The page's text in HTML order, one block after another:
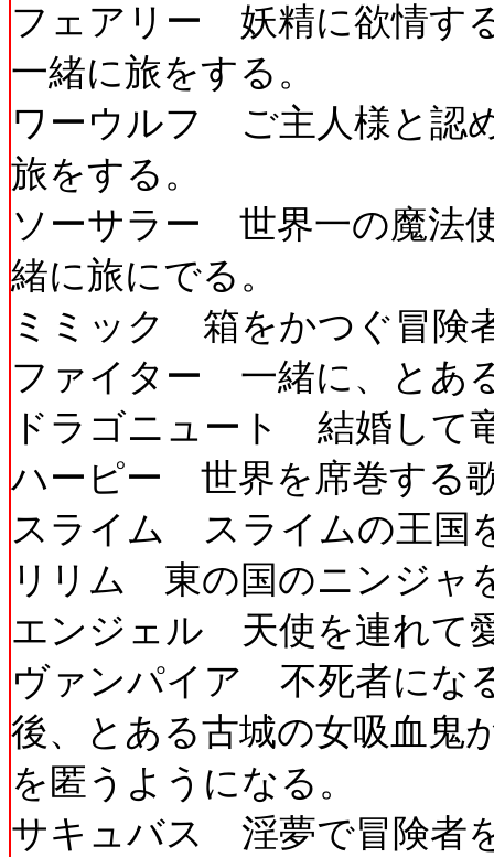
フェアリー 妖精に欲情す
一緒に旅をする。
ワーウルフ ご主人様と認
旅をする。
ソーサラー 世界一の魔法
緒に旅にでる。
ミミック 箱をかつぐ冒険
ファイター 一緒に、とあ
ドラゴニュート 結婚して
ハーピー 世界を席巻する
スライム スライムの王国
リリム 東の国のニンジャ
エンジェル 天使を連れて
ヴァンパイア 不死者にな
後、とある古城の女吸血鬼
を匿うようになる。
サキュバス 淫夢で冒険者